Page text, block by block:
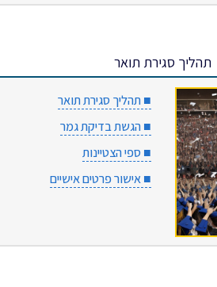
תהליך סגירת תואר
■ תהליך סגירת תואר
■ הגשת בדיקת גמר
■ ספי הצטיינות
■ אישור פרטים אישיים